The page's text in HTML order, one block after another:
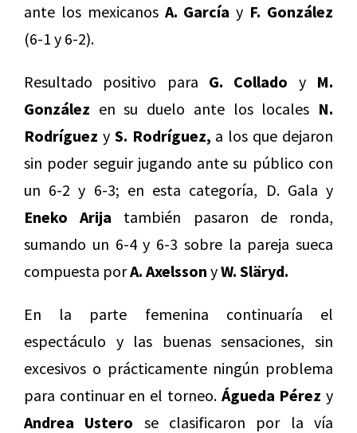
ante los mexicanos A. García y F. González
(6-1 y 6-2).
Resultado positivo para G. Collado y M.
González en su duelo ante los locales N.
Rodríguez y S. Rodríguez, a los que dejaron
sin poder seguir jugando ante su público con
un 6-2 y 6-3; en esta categoría, D. Gala y
Eneko Arija también pasaron de ronda,
sumando un 6-4 y 6-3 sobre la pareja sueca
compuesta porA. Axelsson yW. Släryd.
En la parte femenina continuaría el
espectáculo y las buenas sensaciones, sin
excesivos o prácticamente ningún problema
para continuar en el torneo. Águeda Pérez y
Andrea Ustero se clasificaron por la vía